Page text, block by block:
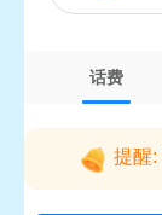
话费
提醒: